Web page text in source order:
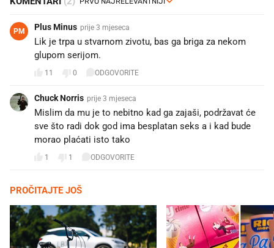
PM Plus Minus prije 3 mjeseca
Lik je trpa u stvarnom zivotu, bas ga briga za nekom
glupom serijom.
11 0 ODGOVORITE
Chuck Norris prije 3 mjeseca
Mislim da mu je to nebitno kad ga zajaši, podržavat će
sve što radi dok god ima besplatan seks a i kad bude
morao plaćati isto tako
1 1 ODGOVORITE
PROČITAJTE JOŠ